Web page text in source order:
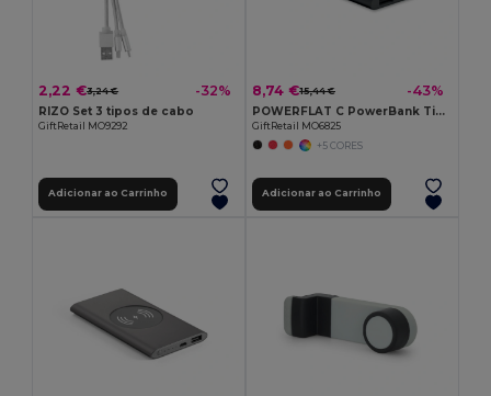
2,22 €3,24 € -32%
RIZO Set 3 tipos de cabo
GiftRetail MO9292
Adicionar ao Carrinho
8,74 €15,44 € -43%
POWERFLAT C PowerBank Tipo C 4000 mAh
GiftRetail MO6825
+5 CORES
Adicionar ao Carrinho